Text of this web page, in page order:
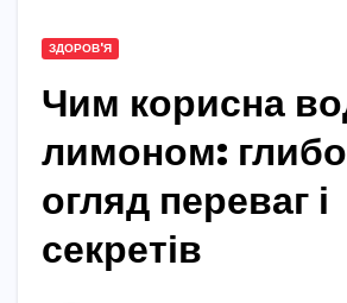
ЗДОРОВ'Я
Чим корисна
лимоном:
огляд переваг і
секретів